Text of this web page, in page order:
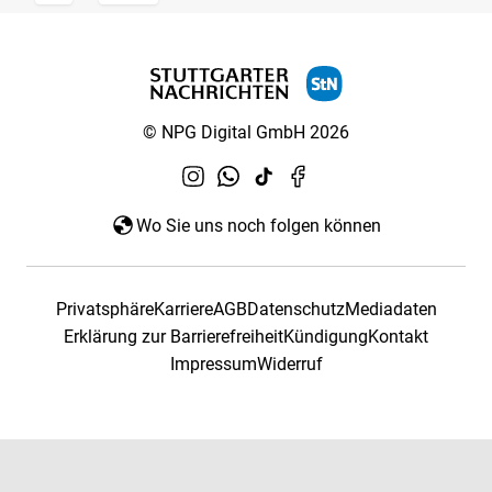
© NPG Digital GmbH 2026
Wo Sie uns noch folgen können
PrivatsphäreKarriereAGBDatenschutzMediadaten
Erklärung zur BarrierefreiheitKündigungKontakt
ImpressumWiderruf